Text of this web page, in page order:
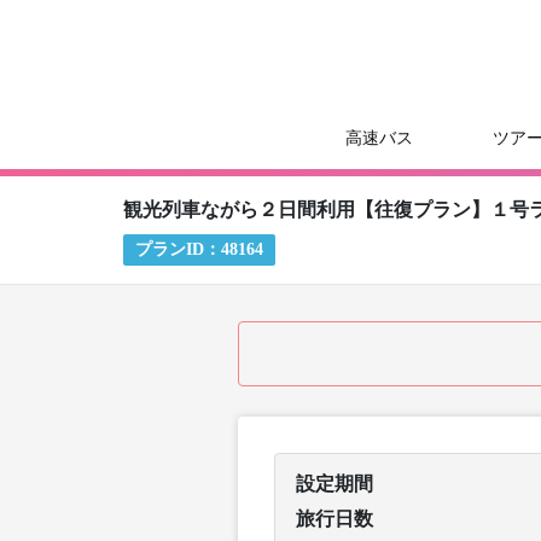
高速バス ツア
観光列車ながら２日間利用【往復プラン】１
プランID： 48164
設定期間
旅行日数